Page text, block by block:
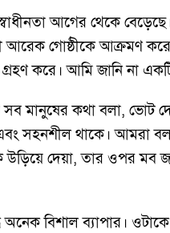
স্বাধীনতা আগের থেকে
আরেক গোষ্ঠীকে আক্রমণ
গ্রহণ করে। আমি জানি না
কথা বলা, ভোট
সহনশীল থাকে। আমরা
উড়িয়ে দেয়া, তার ওপর
অনেক বিশাল ব্যাপার।